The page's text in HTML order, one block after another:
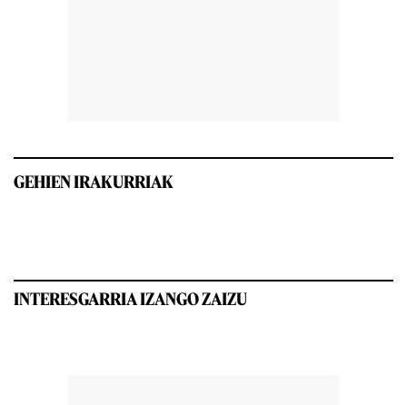
GEHIEN IRAKURRIAK
INTERESGARRIA IZANGO ZAIZU